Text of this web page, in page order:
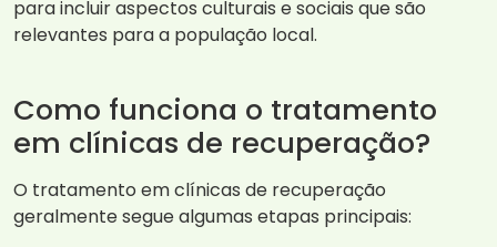
para incluir aspectos culturais e sociais que são
relevantes para a população local.
Como funciona o tratamento
em clínicas de recuperação?
O tratamento em clínicas de recuperação
geralmente segue algumas etapas principais: